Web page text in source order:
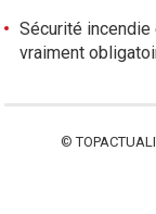
Sécurité
vraiment
©